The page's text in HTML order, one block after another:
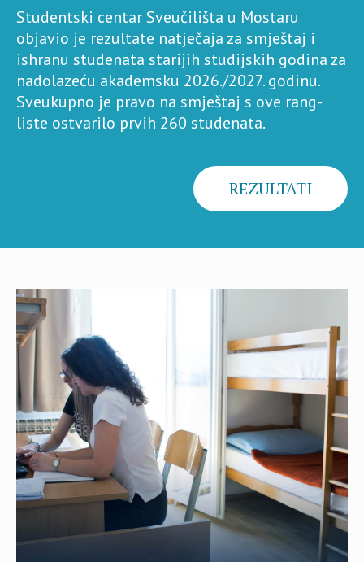
Studentski centar Sveučilišta u Mostaru
objavio je rezultate natječaja za smještaj i
ishranu studenata starijih studijskih godina za
nadolazeću akademsku 2026./2027. godinu.
Sveukupno je pravo na smještaj s ove rang-
liste ostvarilo prvih 260 studenata.
REZULTATI